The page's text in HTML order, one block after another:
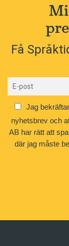
Få
Jag
nyhetsbrev och
AB har rätt att
där jag måste